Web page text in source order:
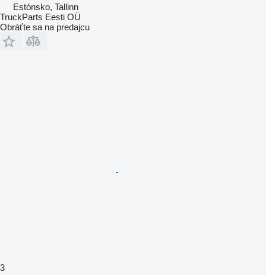
Estónsko, Tallinn
TruckParts Eesti OÜ
Obráťte sa na predajcu
3